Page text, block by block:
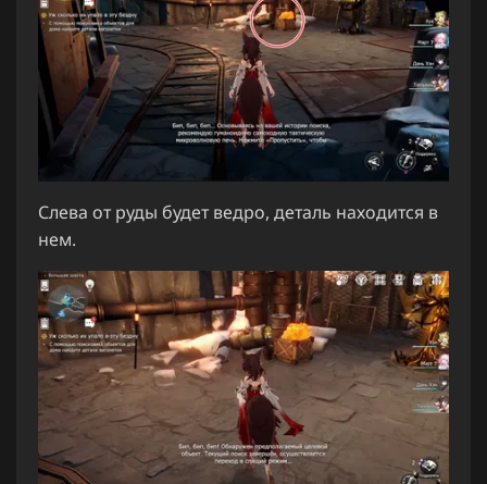
Слева от руды будет ведро, деталь находится в
нем.